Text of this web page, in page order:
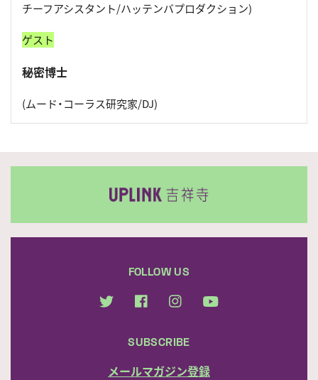
チーフアシスタント/ハッテンバプロダクション)
ゲスト
秘密博士
(ムード・コーラス研究家/DJ)
FOLLOW US
SUBSCRIBE
メールマガジン登録